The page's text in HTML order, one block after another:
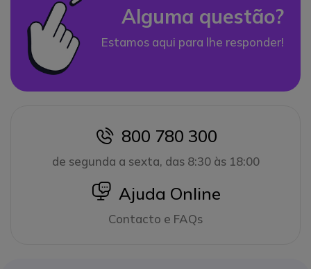
Alguma questão?
Estamos aqui para lhe responder!
icon
800 780 300
de segunda a sexta, das 8:30 às 18:00
icon
Ajuda Online
Contacto e FAQs